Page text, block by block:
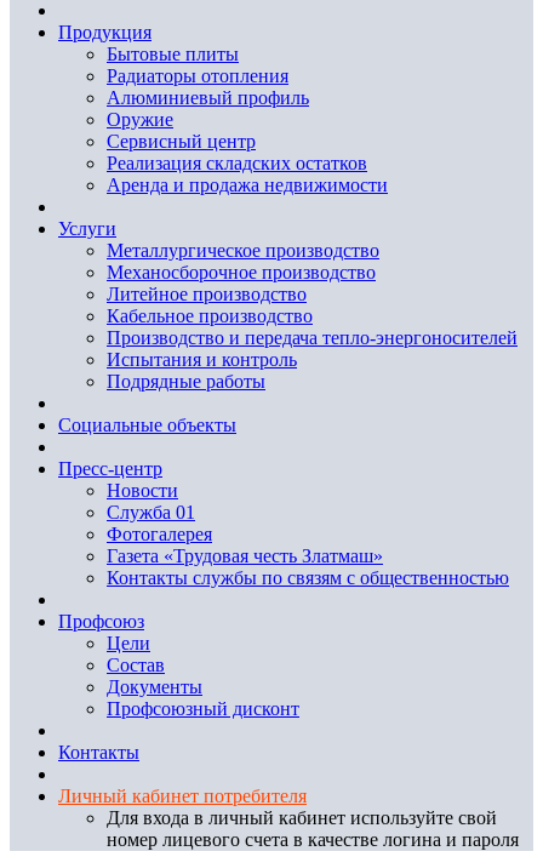
Продукция
Бытовые плиты
Радиаторы отопления
Алюминиевый профиль
Оружие
Сервисный центр
Реализация складских остатков
Аренда и продажа недвижимости
Услуги
Металлургическое производство
Механосборочное производство
Литейное производство
Кабельное производство
Производство и передача тепло-энергоносителей
Испытания и контроль
Подрядные работы
Социальные объекты
Пресс-центр
Новости
Служба 01
Фотогалерея
Газета «Трудовая честь Златмаш»
Контакты службы по связям с общественностью
Профсоюз
Цели
Состав
Документы
Профсоюзный дисконт
Контакты
Личный кабинет потребителя
Для входа в личный кабинет используйте свой
номер лицевого счета в качестве логина и пароля